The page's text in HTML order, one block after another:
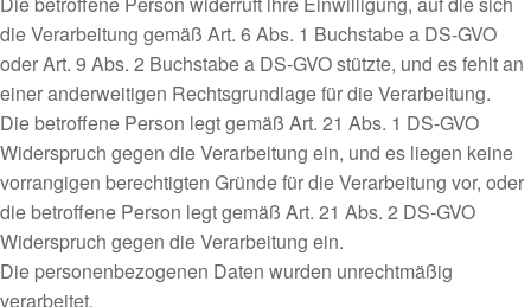
die Verarbeitung gemäß Art. 6 Abs. 1 Buchstabe a DS-GVO
oder Art. 9 Abs. 2 Buchstabe a DS-GVO stützte, und es fehlt an
einer anderweitigen Rechtsgrundlage für die Verarbeitung.
Die betroffene Person legt gemäß Art. 21 Abs. 1 DS-GVO
Widerspruch gegen die Verarbeitung ein, und es liegen keine
vorrangigen berechtigten Gründe für die Verarbeitung vor, oder
die betroffene Person legt gemäß Art. 21 Abs. 2 DS-GVO
Widerspruch gegen die Verarbeitung ein.
Die personenbezogenen Daten wurden unrechtmäßig
verarbeitet.